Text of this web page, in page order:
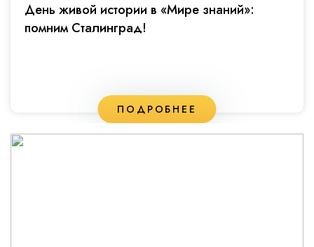
День живой истории в «Мире знаний»:
помним Сталинград!
ПОДРОБНЕЕ